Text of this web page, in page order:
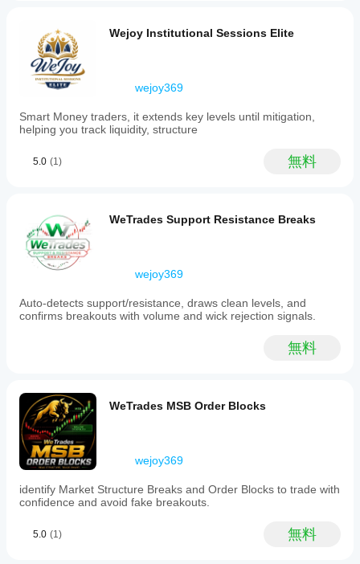
validated
through
engulfing
price
action
precision.
Designed
intraday
SMC
and
Fibonacci-
based
strategies,
engine
updates
avoid
static
references,
reduces
signal
noise
to
overtrading,
and
to
Wejoy Institutional Sessions Elite
wejoy369
Smart Money traders, it extends key levels until mitigation,
helping you track liquidity, structure
5.0 (1) 無料
WeTrades Support Resistance Breaks
wejoy369
Auto-detects support/resistance, draws clean levels, and
confirms breakouts with volume and wick rejection signals.
無料
WeTrades MSB Order Blocks
wejoy369
identify Market Structure Breaks and Order Blocks to trade with
confidence and avoid fake breakouts.
5.0 (1) 無料